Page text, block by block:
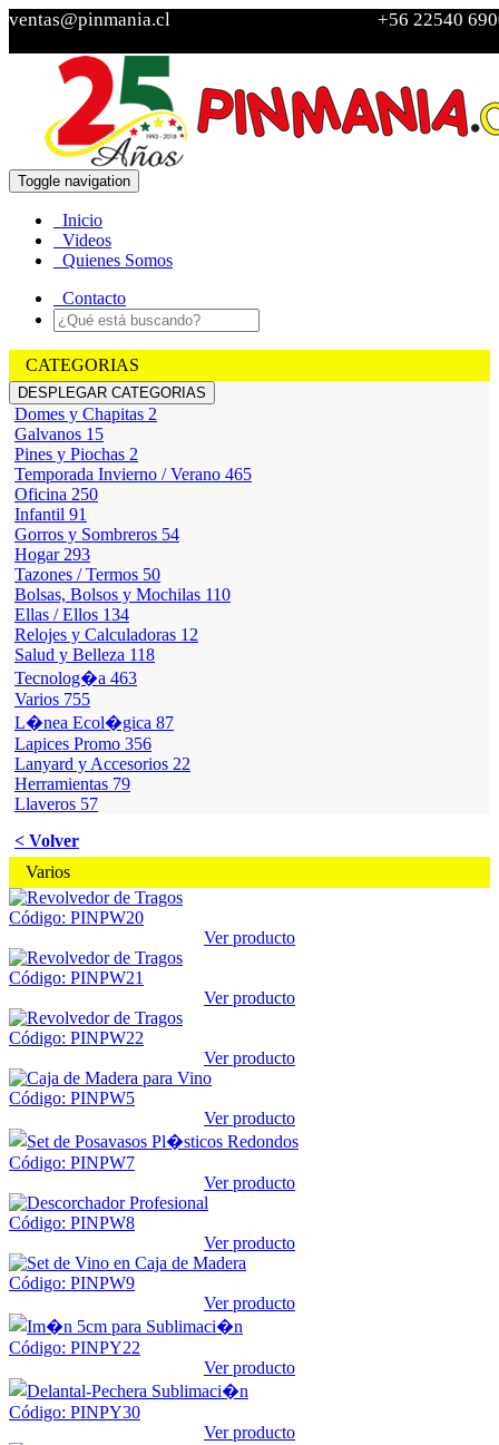
ventas@pinmania.cl +56 22540
Toggle navigation
Inicio
Videos
Quienes Somos
Contacto
CATEGORIAS
DESPLEGAR CATEGORIAS
Domes y Chapitas 2
Galvanos 15
Pines y Piochas 2
Temporada Invierno / Verano 465
Oficina 250
Infantil 91
Gorros y Sombreros 54
Hogar 293
Tazones / Termos 50
Bolsas, Bolsos y Mochilas 110
Ellas / Ellos 134
Relojes y Calculadoras 12
Salud y Belleza 118
Tecnolog�a 463
Varios 755
L�nea Ecol�gica 87
Lapices Promo 356
Lanyard y Accesorios 22
Herramientas 79
Llaveros 57
< Volver
Varios
Código: PINPW20
Ver producto
Código: PINPW21
Ver producto
Código: PINPW22
Ver producto
Código: PINPW5
Ver producto
Código: PINPW7
Ver producto
Código: PINPW8
Ver producto
Código: PINPW9
Ver producto
Código: PINPY22
Ver producto
Código: PINPY30
Ver producto